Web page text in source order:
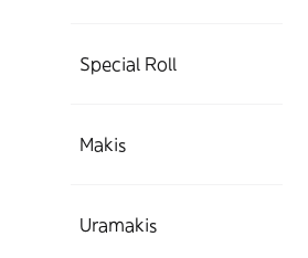
Special Roll
Makis
Uramakis